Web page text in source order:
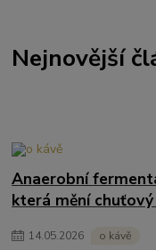
Nejnovější
Anaerobní
která mění
14.05.2026 o kávě